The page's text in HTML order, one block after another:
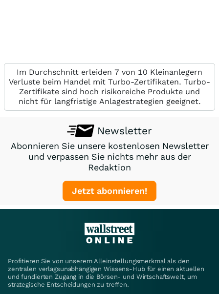
Im Durchschnitt erleiden 7 von 10 Kleinanlegern
Verluste beim Handel mit Turbo-Zertifikaten. Turbo-
Zertifikate sind hoch risikoreiche Produkte und
nicht für langfristige Anlagestrategien geeignet.
Newsletter
Abonnieren Sie unsere kostenlosen Newsletter
und verpassen Sie nichts mehr aus der
Redaktion
Jetzt abonnieren!
Profitieren Sie von unserem Alleinstellungsmerkmal als den
zentralen verlagsunabhängigen Wissens-Hub für einen aktuellen
und fundierten Zugang in die Börsen- und Wirtschaftswelt, um
strategische Entscheidungen zu treffen.